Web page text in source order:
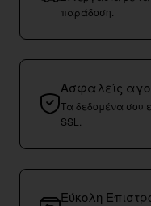
παράδοση.
Ασφαλείς
Τα δεδομένα σου
SSL.
Εύκολη